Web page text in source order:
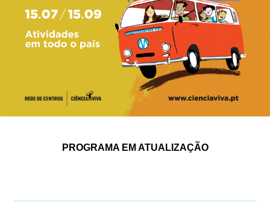
PROGRAMA EM ATUALIZAÇÃO